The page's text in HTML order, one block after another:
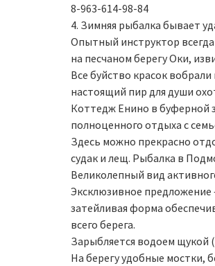
8-963-614-98-84
4. Зимняя рыбалка бывает
Опытный инструктор
на песчаном берегу Оки,
Все буйство красок
настоящий пир для души
Коттедж Енино в буферной
полноценного отдыха с
Здесь можно прекрасно
судак и лещ. Рыбалка в
Великолепный вид
Эксклюзивное предложение
затейливая форма
всего берега.
Зарыбляется водоем щукой
На берегу удобные мостки,